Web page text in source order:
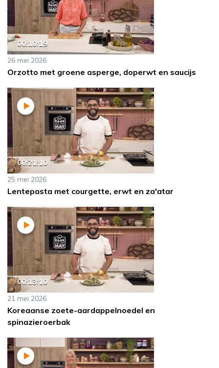
00:10:19
26 mei 2026
Orzotto met groene asperge, doperwt en saucijs
00:21:10
25 mei 2026
Lentepasta met courgette, erwt en za'atar
00:13:10
21 mei 2026
Koreaanse zoete-aardappelnoedel en
spinazieroerbak